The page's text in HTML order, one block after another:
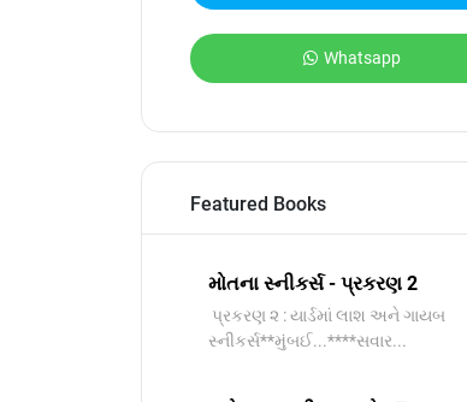
Whatsapp
Featured Books
મોતના સ્નીકર્સ - પ્રકરણ 2
પ્રકરણ ૨ : યાર્ડમાં લાશ અને ગાયબ
સ્નીકર્સ**મુંબઈ...****સવાર...